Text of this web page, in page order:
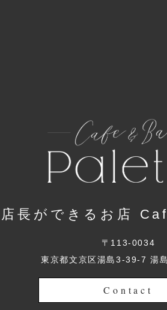
店長ができるお店
〒113-0034
東京都文京区湯島3-39-7 湯
Contact